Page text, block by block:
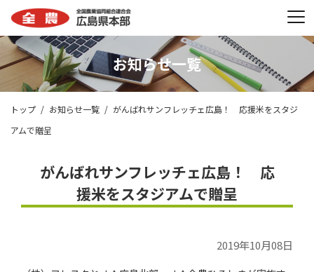
お知らせ一覧
トップ お知らせ一覧
がんばれサンフレッチェ広島！ 応援米をスタジ
アムで贈呈
がんばれサンフレッチェ広島！ 応
援米をスタジアムで贈呈
2019年10月08日